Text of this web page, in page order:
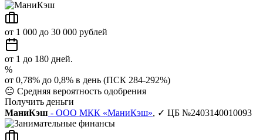
от 1 000 до 30 000 рублей
от 1 до 180 дней.
%
от 0,78% до 0,8% в день (ПСК 284-292%)
😐 Средняя вероятность одобрения
Получить деньги
МаниКэш - ООО МКК «МаниКэш», ✓ ЦБ №2403140010093